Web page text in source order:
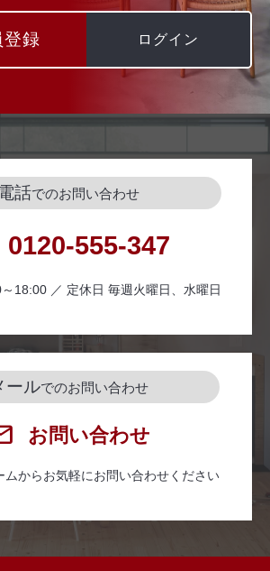
登録 ログイン
電話でのお問い合わせ
0120-555-347
18:00 ／ 定休日 毎週火曜日、水曜日
ールでのお問い合わせ
お問い合わせ
ムからお気軽にお問い合わせください